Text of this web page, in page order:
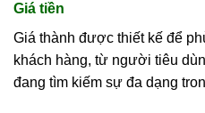
Giá tiền
Giá thành được thiết kế để
khách hàng, từ người tiêu
đang tìm kiếm sự đa dạng